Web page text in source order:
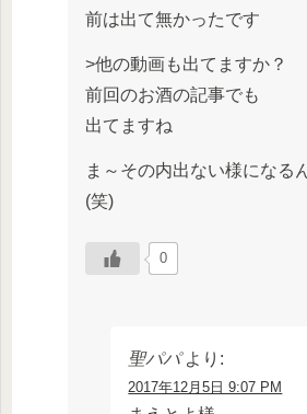
前は出て無かったです
>他の動画も出てますか？
前回のお酒の記事でも
出てますね
ま～その内出ない様になる
(笑)
0
聖パパ より:
2017年12月5日 9:07 PM